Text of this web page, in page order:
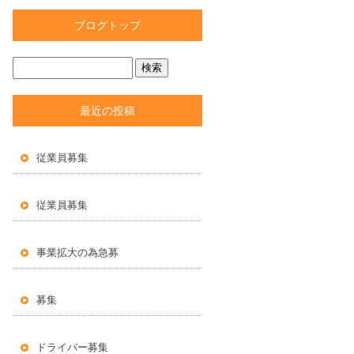
ブログトップ
最近の投稿
従業員募集
従業員募集
事業拡大の為急募
募集
ドライバー募集